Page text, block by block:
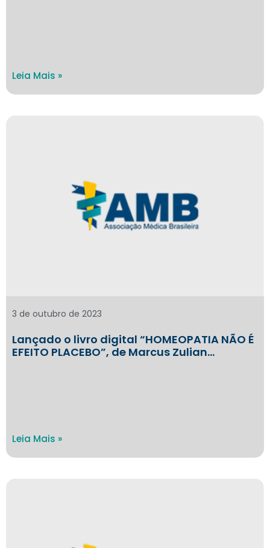
Leia Mais »
Lançado o livro digital “HOMEOPATIA NÃO É
EFEITO PLACEBO”, de Marcus Zulian…
3 de outubro de 2023
Leia Mais »